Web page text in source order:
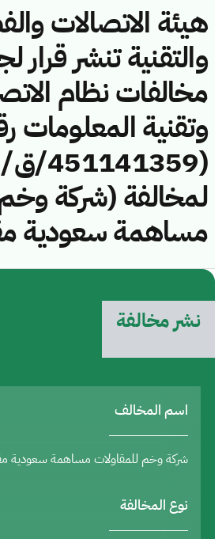
هيئة الاتصالات
والتقنية تنشر قرار
مخالفات نظام
وتقنية المعلومات
لمخالفة (شركة
مساهمة سعودية
نشر مخالفة
اسم المخالف
شركة وخم للمقاولات مساهمة سعودية
نوع المخالفة